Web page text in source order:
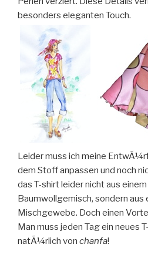
besonders eleganten Touch.
Leider muss ich meine
dem Stoff anpassen und noch
das T-shirt leider nicht aus
Baumwollgemisch, sondern
Mischgewebe. Doch einen
Man muss jeden Tag ein neues
natÃ¼rlich von chanfa!